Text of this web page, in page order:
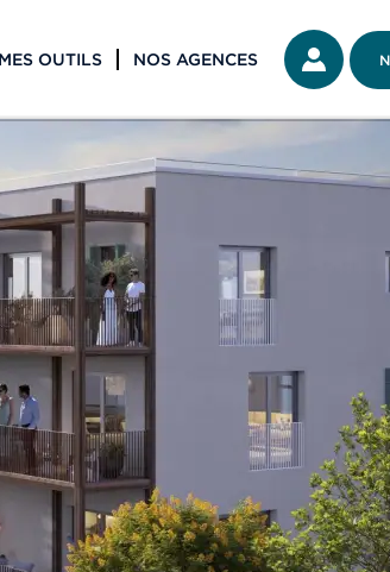
MES OUTILS NOS AGENCES